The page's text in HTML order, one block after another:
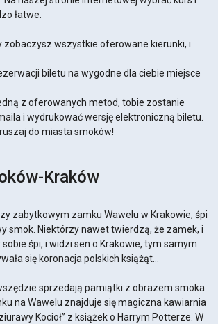
łatwe.
zobaczysz wszystkie oferowane kierunki, i
biletu na wygodne dla ciebie miejsce
z oferowanych metod, tobie zostanie
i wydrukować wersję elektroniczną biletu.
do miasta smoków!
Kraków
zabytkowym zamku Wawelu w Krakowie, śpi
smok. Niektórzy nawet twierdzą, że zamek, i
śpi, i widzi sen o Krakowie, tym samym
się koronacja polskich książąt...
sprzedają pamiątki z obrazem smoka
na Wawelu znajduje się magiczna kawiarnia
Kocioł” z książek o Harrym Potterze. W